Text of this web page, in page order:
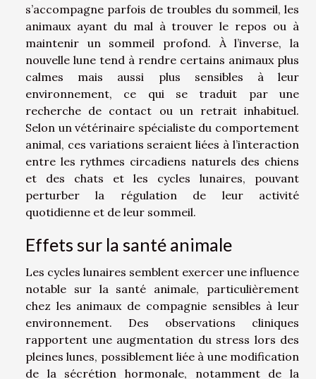
s’accompagne parfois de troubles du sommeil, les
animaux ayant du mal à trouver le repos ou à
maintenir un sommeil profond. À l’inverse, la
nouvelle lune tend à rendre certains animaux plus
calmes mais aussi plus sensibles à leur
environnement, ce qui se traduit par une
recherche de contact ou un retrait inhabituel.
Selon un vétérinaire spécialiste du comportement
animal, ces variations seraient liées à l’interaction
entre les rythmes circadiens naturels des chiens
et des chats et les cycles lunaires, pouvant
perturber la régulation de leur activité
quotidienne et de leur sommeil.
Effets sur la santé animale
Les cycles lunaires semblent exercer une influence
notable sur la santé animale, particulièrement
chez les animaux de compagnie sensibles à leur
environnement. Des observations cliniques
rapportent une augmentation du stress lors des
pleines lunes, possiblement liée à une modification
de la sécrétion hormonale, notamment de la